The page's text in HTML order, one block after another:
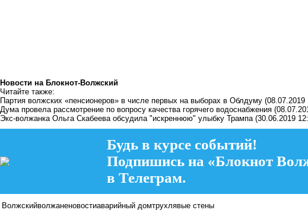
Новости на Блoкнoт-Волжский
Читайте также:
Партия волжских «пенсионеров» в числе первых на выборах в Облдуму (08.07.2019
Дума провела рассмотрение по вопросу качества горячего водоснабжения
Экс-волжанка Ольга Скабеева обсудила "искреннюю" улыбку Трампа (30.06.2019
Будь в курсе событий!
Подпишись на «Блокнот
в Телеграм.
Волжскийволжаненовостиаварийный домтрухлявые стены